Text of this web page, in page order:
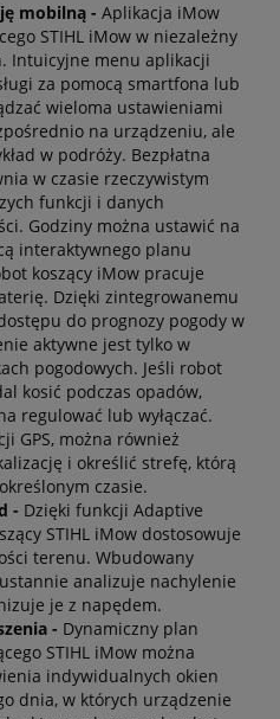
mobilną - Aplikacja iMow
STIHL iMow w niezależny
Intuicyjne menu aplikacji
za pomocą smartfona lub
wieloma ustawieniami
na urządzeniu, ale
w podróży. Bezpłatna
w czasie rzeczywistym
funkcji i danych
Godziny można ustawić na
interaktywnego planu
koszący iMow pracuje
Dzięki zintegrowanemu
do prognozy pogody w
aktywne jest tylko w
pogodowych. Jeśli robot
kosić podczas opadów,
regulować lub wyłączać.
GPS, można również
i określić strefę, którą
czasie.
- Dzięki funkcji Adaptive
STIHL iMow dostosowuje
terenu. Wbudowany
analizuje nachylenie
je z napędem.
- Dynamiczny plan
STIHL iMow można
indywidualnych okien
dnia, w których urządzenie